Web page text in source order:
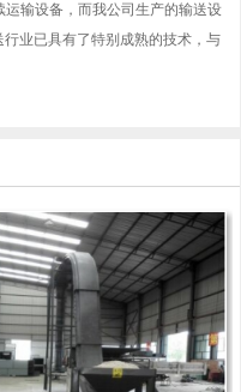
输设备，而我公司生产的输送设
业已具有了特别成熟的技术，与